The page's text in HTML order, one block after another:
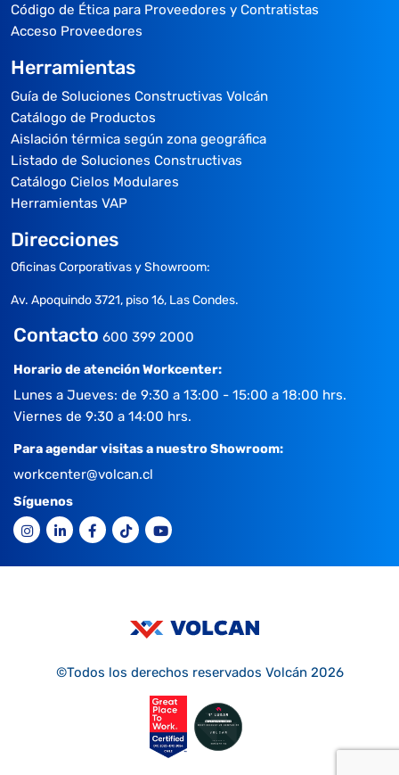
Código de Ética para Proveedores y Contratistas
Acceso Proveedores
Herramientas
Guía de Soluciones Constructivas Volcán
Catálogo de Productos
Aislación térmica según zona geográfica
Listado de Soluciones Constructivas
Catálogo Cielos Modulares
Herramientas VAP
Direcciones
Oficinas Corporativas y Showroom:
Av. Apoquindo 3721, piso 16, Las Condes.
Contacto 600 399 2000
Horario de atención Workcenter:
Lunes a Jueves: de 9:30 a 13:00 - 15:00 a 18:00 hrs.
Viernes de 9:30 a 14:00 hrs.
Para agendar visitas a nuestro Showroom:
workcenter@volcan.cl
Síguenos
©Todos los derechos reservados Volcán 2026